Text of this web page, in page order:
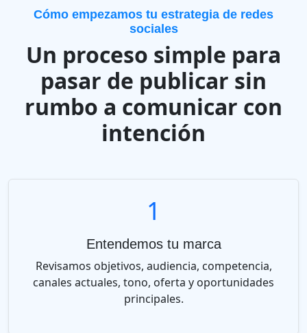
Cómo empezamos tu estrategia de redes
sociales
Un proceso simple para
pasar de publicar sin
rumbo a comunicar con
intención
1
Entendemos tu marca
Revisamos objetivos, audiencia, competencia,
canales actuales, tono, oferta y oportunidades
principales.